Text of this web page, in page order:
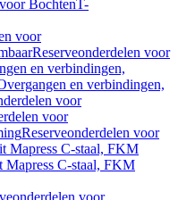
BochtenT-
voor
Reserveonderdelen voor
en verbindingen,
en verbindingen,
voor
voor
Reserveonderdelen voor
Mapress C-staal, FKM
Mapress C-staal, FKM
voor